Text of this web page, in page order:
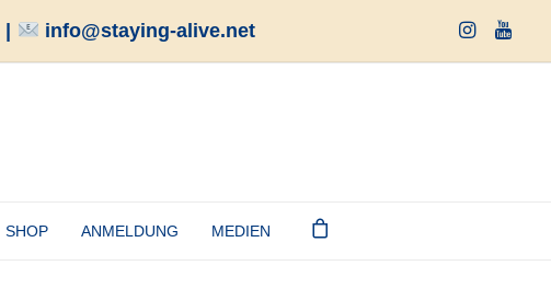
info@staying-alive.net
SHOP ANMELDUNG MEDIEN